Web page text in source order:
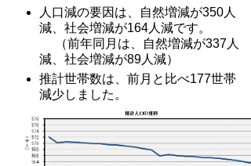
人口減の要因は、自然増減が350人
減、社会増減が164人減です。
（前年同月は、自然増減が337人
減、社会増減が89人減）
推計世帯数は、前月と比べ177世帯
減少しました。